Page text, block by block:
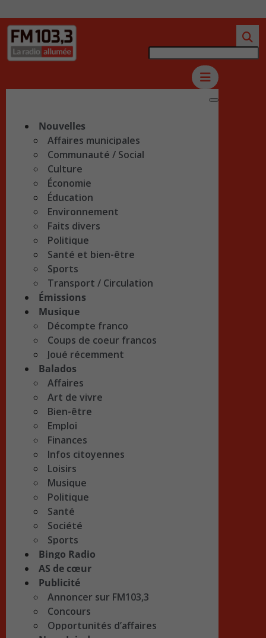
Nouvelles
Affaires municipales
Communauté / Social
Culture
Économie
Éducation
Environnement
Faits divers
Politique
Santé et bien-être
Sports
Transport / Circulation
Émissions
Musique
Décompte franco
Coups de coeur francos
Joué récemment
Balados
Affaires
Art de vivre
Bien-être
Emploi
Finances
Infos citoyennes
Loisirs
Musique
Politique
Santé
Société
Sports
Bingo Radio
AS de cœur
Publicité
Annoncer sur FM103,3
Concours
Opportunités d’affaires